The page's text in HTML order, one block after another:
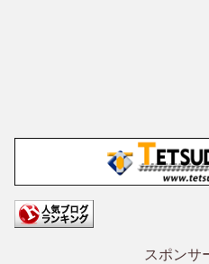
スポンサ